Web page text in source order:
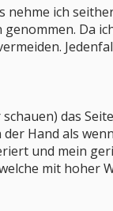
nehme ich
Da
das
Hand als
und mein
mit hoher